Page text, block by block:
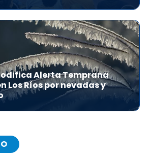
Alerta Temprana
Los Ríos por nevadas y